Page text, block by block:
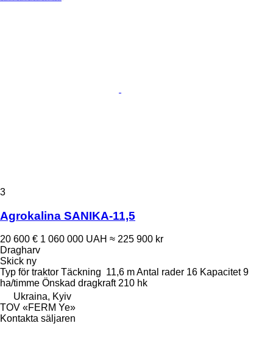
3
Agrokalina SANIKA-11,5
20 600 € 1 060 000 UAH ≈ 225 900 kr
Dragharv
Skick ny
Typ för traktor Täckning 11,6 mAntal rader 16 Kapacitet 9
ha/timme Önskad dragkraft 210 hk
Ukraina, Kyiv
TOV «FERM Ye»
Kontakta säljaren